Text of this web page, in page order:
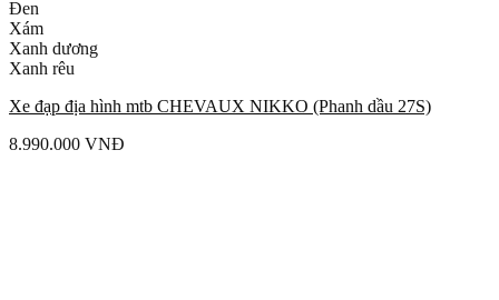
Đen
Xám
Xanh dương
Xanh rêu
Xe đạp địa hình mtb CHEVAUX NIKKO (Phanh dầu 27S)
8.990.000 VNĐ